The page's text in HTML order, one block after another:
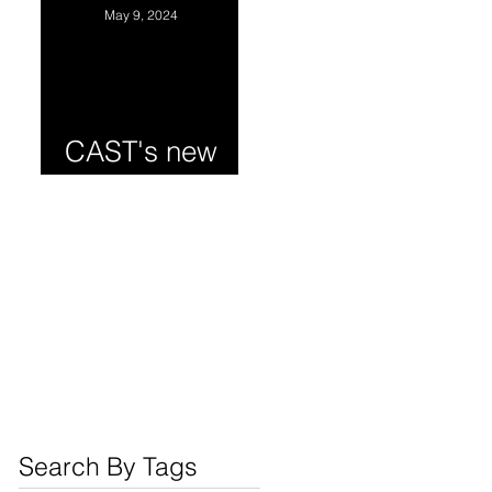
Experience for
华人科技人员
职业发展与职
CAST's new
program
May 9, 2024
Search By Tags